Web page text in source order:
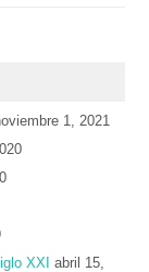
1, 2021
XXI
abril 15,